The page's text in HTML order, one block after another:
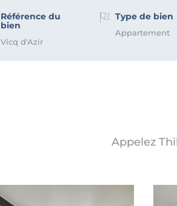
Référence du
bien
Vicq d'Azir
Type de bien
Appartement
Appelez